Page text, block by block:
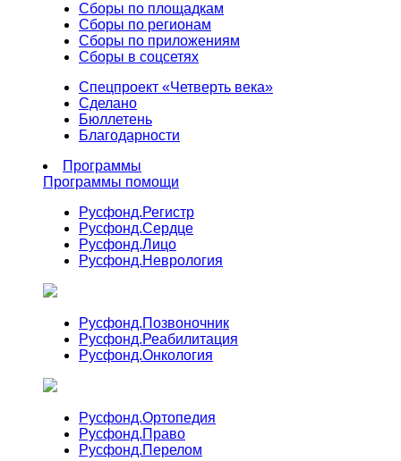
Сборы по площадкам
Сборы по регионам
Сборы по приложениям
Сборы в соцсетях
Спецпроект «Четверть века»
Сделано
Бюллетень
Благодарности
Программы
Программы помощи
Русфонд.Регистр
Русфонд.Сердце
Русфонд.Лицо
Русфонд.Неврология
Русфонд.Позвоночник
Русфонд.Реабилитация
Русфонд.Онкология
Русфонд.Ортопедия
Русфонд.Право
Русфонд.Перелом